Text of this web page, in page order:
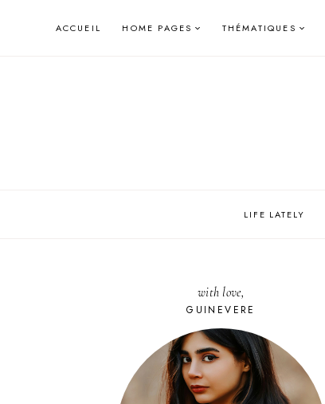
ACCUEIL HOME PAGES THÉMATIQUES
LIFE LATELY
with love,
GUINEVERE